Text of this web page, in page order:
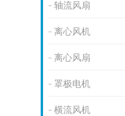
轴流风扇
离心风机
离心风扇
罩极电机
横流风机